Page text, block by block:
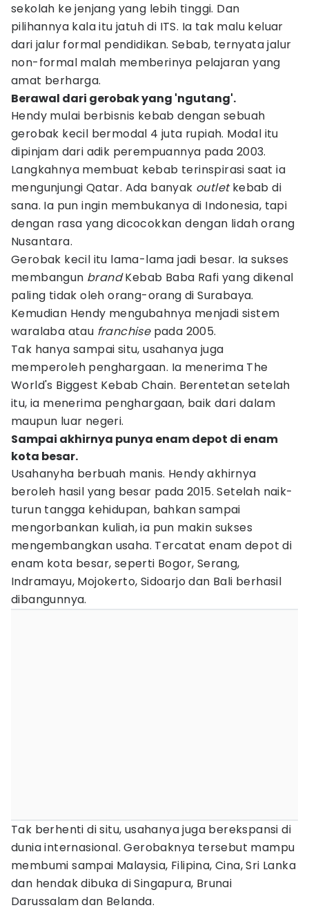
sekolah ke jenjang yang lebih tinggi. Dan
pilihannya kala itu jatuh di ITS. Ia tak malu keluar
dari jalur formal pendidikan. Sebab, ternyata jalur
non-formal malah memberinya pelajaran yang
amat berharga.
Berawal dari gerobak yang 'ngutang'.
Hendy mulai berbisnis kebab dengan sebuah
gerobak kecil bermodal 4 juta rupiah. Modal itu
dipinjam dari adik perempuannya pada 2003.
Langkahnya membuat kebab terinspirasi saat ia
mengunjungi Qatar. Ada banyak outletkebab di
sana. Ia pun ingin membukanya di Indonesia, tapi
dengan rasa yang dicocokkan dengan lidah orang
Nusantara.
Gerobak kecil itu lama-lama jadi besar. Ia sukses
membangun brandKebab Baba Rafi yang dikenal
paling tidak oleh orang-orang di Surabaya.
Kemudian Hendy mengubahnya menjadi sistem
waralaba atau franchisepada 2005.
Tak hanya sampai situ, usahanya juga
memperoleh penghargaan. Ia menerima The
World's Biggest Kebab Chain. Berentetan setelah
itu, ia menerima penghargaan, baik dari dalam
maupun luar negeri.
Sampai akhirnya punya enam depot di enam
kota besar.
Usahanyha berbuah manis. Hendy akhirnya
beroleh hasil yang besar pada 2015. Setelah naik-
turun tangga kehidupan, bahkan sampai
mengorbankan kuliah, ia pun makin sukses
mengembangkan usaha. Tercatat enam depot di
enam kota besar, seperti Bogor, Serang,
Indramayu, Mojokerto, Sidoarjo dan Bali berhasil
dibangunnya.
Tak berhenti di situ, usahanya juga berekspansi di
dunia internasional. Gerobaknya tersebut mampu
membumi sampai Malaysia, Filipina, Cina, Sri Lanka
dan hendak dibuka di Singapura, Brunai
Darussalam dan Belanda.